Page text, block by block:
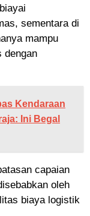
sementara di
mampu
dengan
Kendaraan
Ini Begal
capaian
oleh
biaya logistik